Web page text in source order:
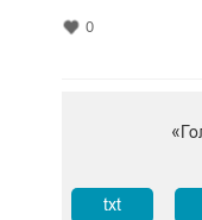
0
txt